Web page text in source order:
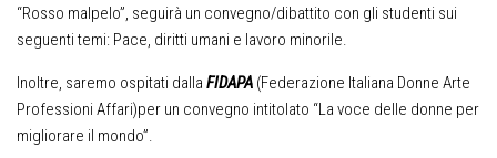
“Rosso malpelo”, seguirà un convegno/dibattito con gli studenti sui
seguenti temi: Pace, diritti umani e lavoro minorile.
Inoltre, saremo ospitati dalla FIDAPA (Federazione Italiana Donne Arte
Professioni Affari)per un convegno intitolato “La voce delle donne per
migliorare il mondo”.